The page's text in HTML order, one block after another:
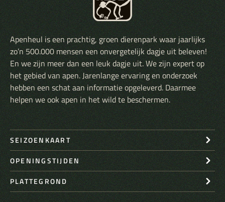
Apenheul is een prachtig, groen dierenpark waar jaarlijks
zo’n 500.000 mensen een onvergetelijk dagje uit beleven!
En we zijn meer dan een leuk dagje uit. We zijn expert op
het gebied van apen. Jarenlange ervaring en onderzoek
hebben een schat aan informatie opgeleverd. Daarmee
helpen we ook apen in het wild te beschermen.
SEIZOENKAART
OPENINGSTIJDEN
PLATTEGROND